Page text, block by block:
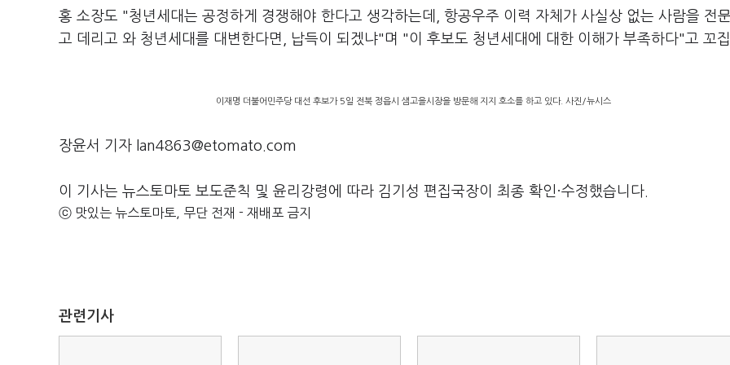
홍 소장도 "청년세대는 공정하게 경쟁해야 한다고 생각하는데, 항공우주 이력 자체가 사실상 없는 사람을 전
고 데리고 와 청년세대를 대변한다면, 납득이 되겠냐"며 "이 후보도 청년세대에 대한 이해가 부족하다"고 꼬
이재명 더불어민주당 대선 후보가 5일 전북 정읍시 샘고을시장을 방문해 지지 호소를 하고 있다. 사진/뉴시스
장윤서 기자 lan4863@etomato.com
이 기사는 뉴스토마토 보도준칙 및 윤리강령에 따라 김기성 편집국장이 최종 확인·수정했습니다.
ⓒ 맛있는 뉴스토마토, 무단 전재 - 재배포 금지
관련기사